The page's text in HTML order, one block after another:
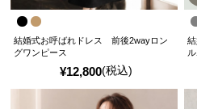
¥12,800(税込)
結婚式お呼ばれドレス 前後2wayロン
グワンピース